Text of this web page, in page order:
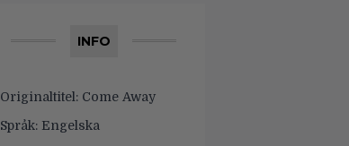
INFO
Originaltitel: Come Away
Språk: Engelska